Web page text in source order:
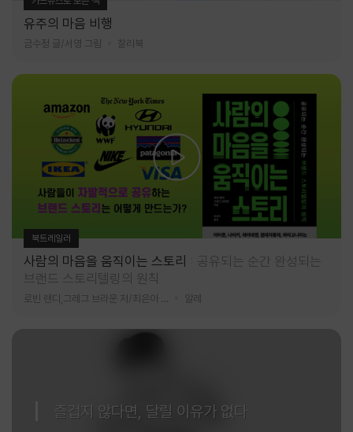
유주의 마음 비행
금수정 글/서영 그림 찰리북
북트레일러
사람의 마음을 움직이는 스토리
공유되는 순간 완성되는
브랜드 스토리텔링의 원칙
알레
즐겁지 않다면, 달릴 이유가 없다